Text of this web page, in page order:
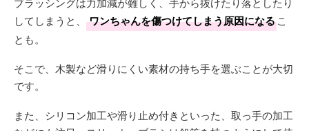
してしまうと、
ワンちゃんを傷つけてしまう原因になるこ
とも。
そこで、木製など滑りにくい素材の持ち手を選ぶことが大切
です。
また、シリコン加工や滑り止め付きといった、取っ手の加工